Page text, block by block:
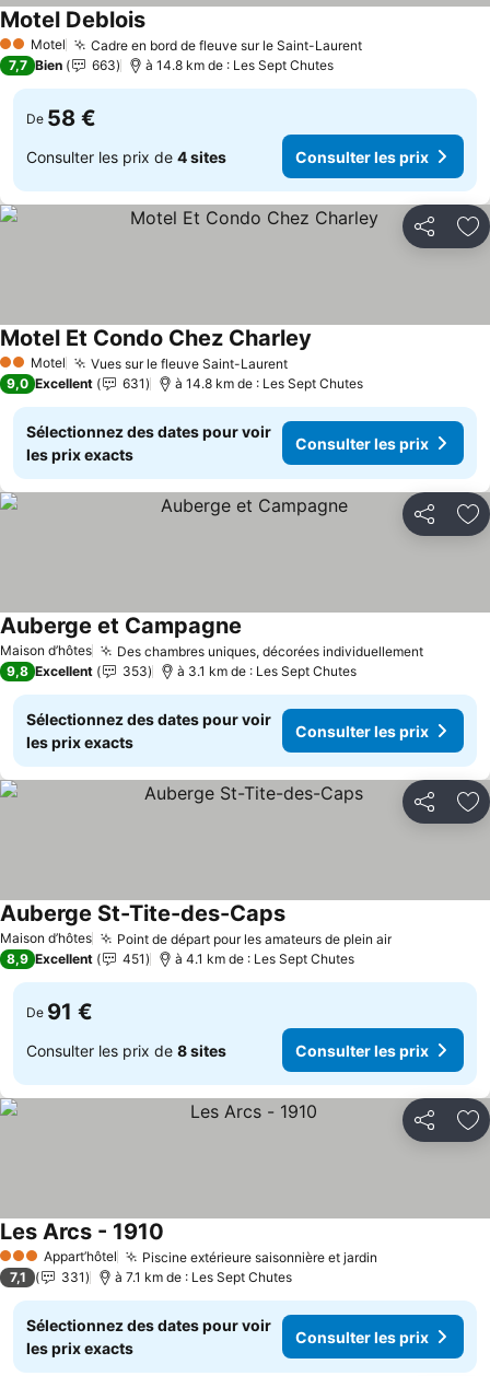
2 ÉtoilesMotel Cadre en bord de fleuve sur le Saint-Laurent
Motel Deblois
7,7 Bien 663 à 14.8 km de : Les Sept Chutes
De 58 €
Consulter les prix de 4 sites Consulter les prix
Partager
2 ÉtoilesMotel Vues sur le fleuve Saint-Laurent
Motel Et Condo Chez Charley
9,0 Excellent 631 à 14.8 km de : Les Sept Chutes
Sélectionnez des dates pour voir
les prix exacts
Consulter les prix
Partager
Maison d’hôtes Des chambres uniques, décorées individuellement
Auberge et Campagne
9,8 Excellent 353 à 3.1 km de : Les Sept Chutes
Sélectionnez des dates pour voir
les prix exacts
Consulter les prix
Partager
Maison d’hôtes Point de départ pour les amateurs de plein air
Auberge St-Tite-des-Caps
8,9 Excellent 451 à 4.1 km de : Les Sept Chutes
De 91 €
Consulter les prix de 8 sites Consulter les prix
Partager
3 ÉtoilesAppart’hôtel Piscine extérieure saisonnière et jardin
Les Arcs - 1910
7,1 331 à 7.1 km de : Les Sept Chutes
Sélectionnez des dates pour voir
les prix exacts
Consulter les prix